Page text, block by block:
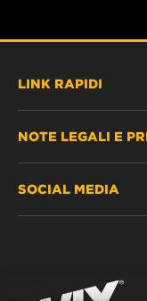
LINK RAPIDI
DOVE
CONTATTACI
NOTE LEGALI E
IMPRESSUM
SOCIAL MEDIA